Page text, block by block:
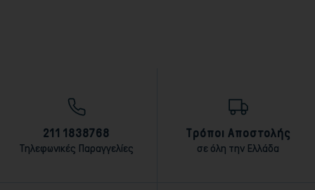
211 1838768
Τηλεφωνικές Παραγγελίες
Τρόποι Αποστολής
σε όλη την Ελλάδα